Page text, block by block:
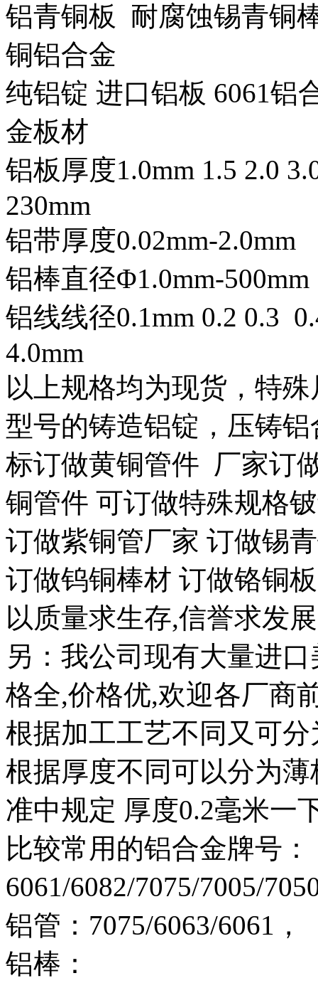
铝青铜板 耐腐蚀锡青铜
铜铝合金
纯铝锭 进口铝板 6061铝
金板材
铝板厚度1.0mm 1.5 2.0
230mm
铝带厚度0.02mm-2.0mm
铝棒直径Φ1.0mm-500mm
铝线线径0.1mm 0.2 0.3
4.0mm
以上规格均为现货，特
型号的铸造铝锭，压铸
标订做黄铜管件 厂家订
铜管件 可订做特殊规格
订做紫铜管厂家 订做锡
订做钨铜棒材 订做铬铜
以质量求生存,信誉求发
另：我公司现有大量进
格全,价格优,欢迎各厂商
根据加工工艺不同又可
根据厚度不同可以分为
准中规定 厚度0.2毫米一
比较常用的铝合金牌号：
6061/6082/7075/7005/
铝管：7075/6063/6061，
铝棒：